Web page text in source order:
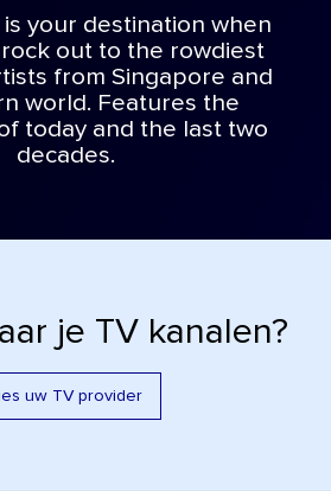
your destination when
out to the rowdiest
from Singapore and
world. Features the
today and the last two
decades.
je TV kanalen?
uw TV provider